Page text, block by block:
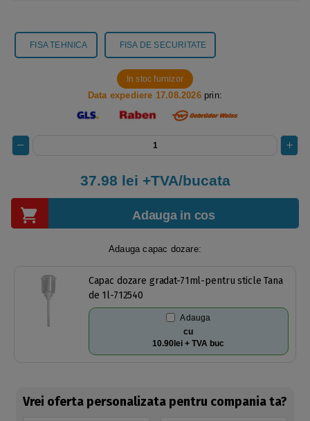
FISA TEHNICA FISA DE SECURITATE
In stoc furnizor
Data expediere 17.08.2026prin:
37.98 lei +TVA/bucata
Adauga in cos
Adauga capac dozare:
Capac dozare gradat-71ml-pentru sticle Tana
de 1l-712540
Adauga
cu
10.90lei + TVA buc
Vrei oferta personalizata pentru compania ta?